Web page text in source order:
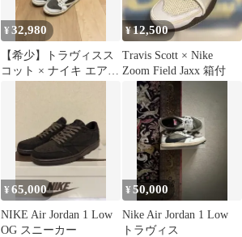
¥32,980
【希少】トラヴィスス
コット × ナイキ エアジ
¥12,500
Travis Scott × Nike
Zoom Field Jaxx 箱付
¥65,000
NIKE Air Jordan 1 Low
OG スニーカー
¥50,000
Nike Air Jordan 1 Low
トラヴィス